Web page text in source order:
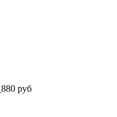
880 руб